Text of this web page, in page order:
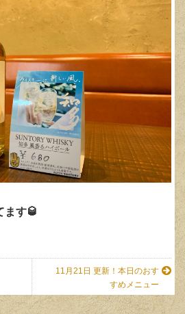
ます🥃
11月21日 更新！本日のおす
すめメニュー